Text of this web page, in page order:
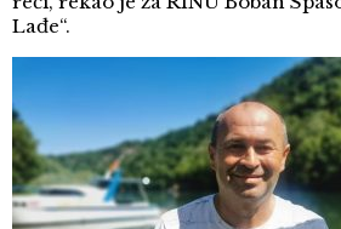
Lađe“.